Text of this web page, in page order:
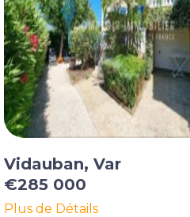
Vidauban, Var
€285 000
Plus de Détails